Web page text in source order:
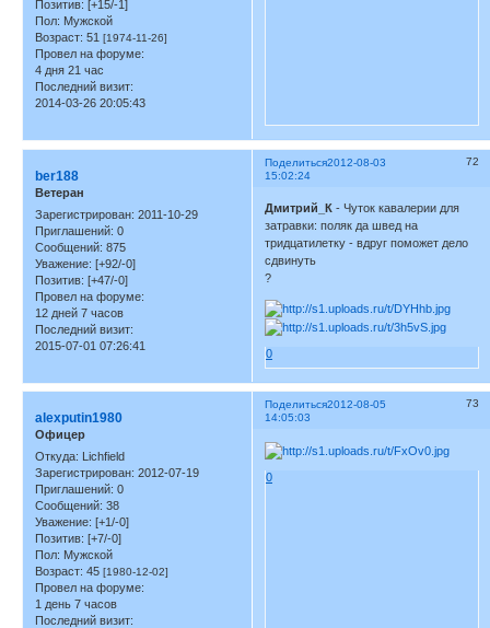
Позитив: [+15/-1]
Пол: Мужской
Возраст: 51 [1974-11-26]
Провел на форуме:
4 дня 21 час
Последний визит:
2014-03-26 20:05:43
Поделиться 72
2012-08-03
15:02:24
ber188
Ветеран
Зарегистрирован: 2011-10-29
Приглашений: 0
Сообщений: 875
Уважение: [+92/-0]
Позитив: [+47/-0]
Провел на форуме:
12 дней 7 часов
Последний визит:
2015-07-01 07:26:41
Дмитрий_К - Чуток кавалерии для
затравки: поляк да швед на
тридцатилетку - вдруг поможет дело
сдвинуть
?
0
Поделиться 73
2012-08-05
14:05:03
alexputin1980
Офицер
Откуда: Lichfield
Зарегистрирован: 2012-07-19
Приглашений: 0
Сообщений: 38
Уважение: [+1/-0]
Позитив: [+7/-0]
Пол: Мужской
Возраст: 45 [1980-12-02]
Провел на форуме:
1 день 7 часов
Последний визит:
0